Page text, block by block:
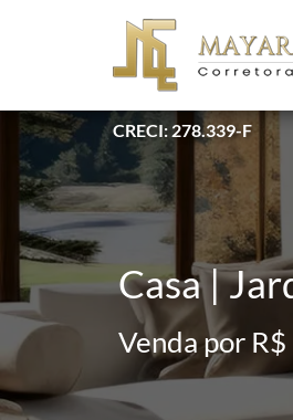
CRECI: 278.339-F
Casa |
Venda por